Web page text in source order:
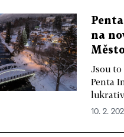
na
Jsou
Penta
10. 2.